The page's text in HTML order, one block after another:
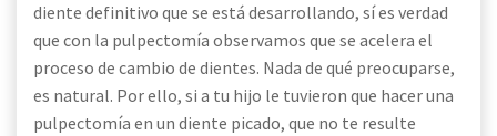
diente definitivo que se está desarrollando, sí es verdad
que con la pulpectomía observamos que se acelera el
proceso de cambio de dientes. Nada de qué preocuparse,
es natural. Por ello, si a tu hijo le tuvieron que hacer una
pulpectomía en un diente picado, que no te resulte